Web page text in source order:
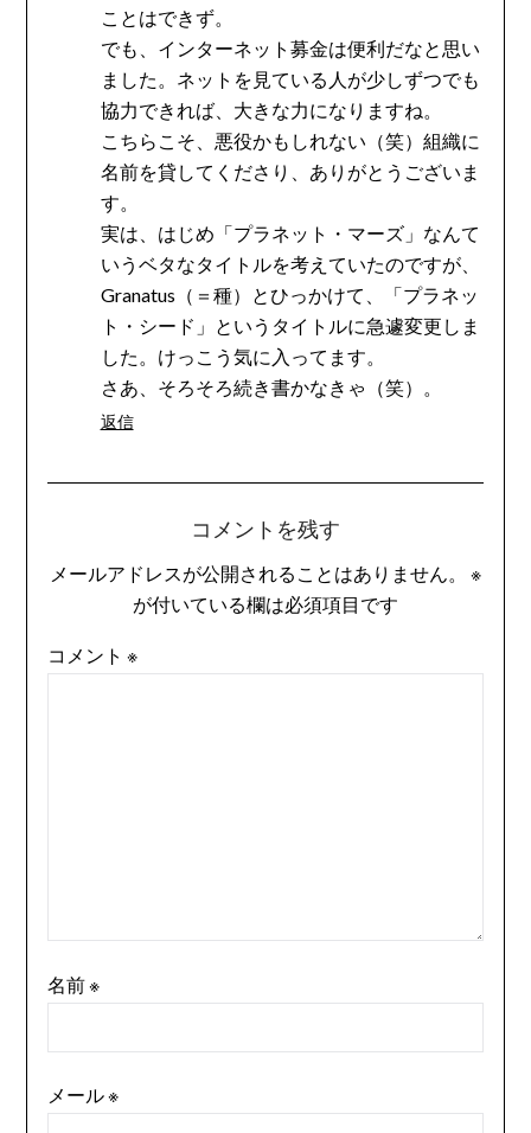
ことはできず。
でも、インターネット募金は便利だなと思い
ました。ネットを見ている人が少しずつでも
協力できれば、大きな力になりますね。
こちらこそ、悪役かもしれない（笑）組織に
名前を貸してくださり、ありがとうございま
す。
実は、はじめ「プラネット・マーズ」なんて
いうベタなタイトルを考えていたのですが、
Granatus（＝種）とひっかけて、「プラネッ
ト・シード」というタイトルに急遽変更しま
した。けっこう気に入ってます。
さあ、そろそろ続き書かなきゃ（笑）。
返信
コメントを残す
メールアドレスが公開されることはありません。
※
が付いている欄は必須項目です
コメント ※
名前※
メール※